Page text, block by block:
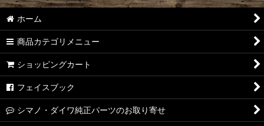
ホーム
商品カテゴリメニュー
ショッピングカート
フェイスブック
シマノ・ダイワ純正パーツのお取り寄せ